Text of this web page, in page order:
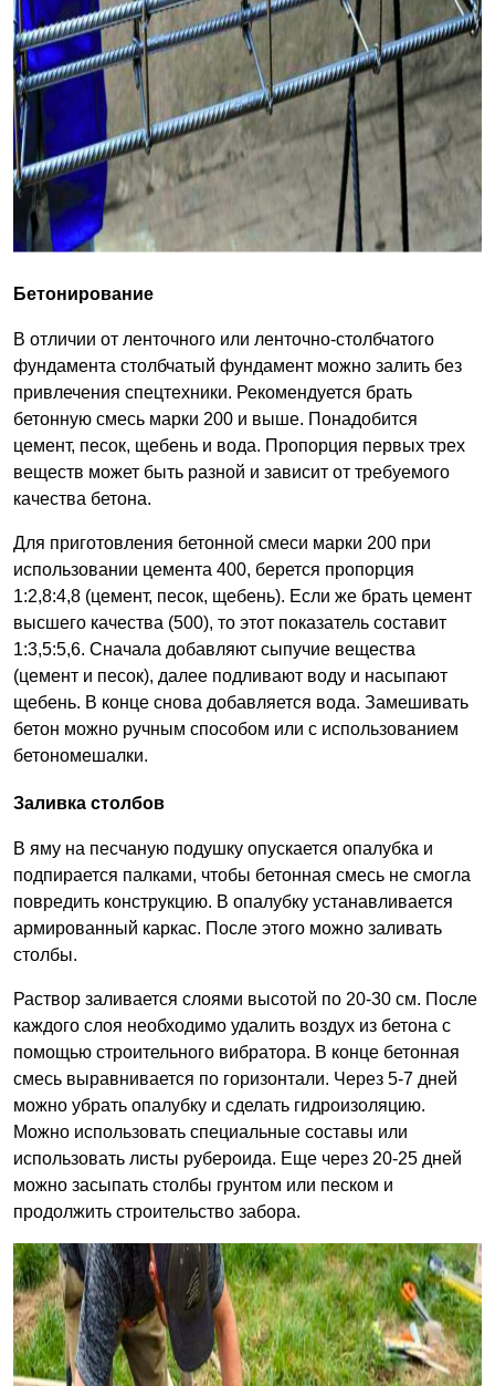
Бетонирование
В отличии от ленточного или ленточно-столбчатого
фундамента столбчатый фундамент можно залить без
привлечения спецтехники. Рекомендуется брать
бетонную смесь марки 200 и выше. Понадобится
цемент, песок, щебень и вода. Пропорция первых трех
веществ может быть разной и зависит от требуемого
качества бетона.
Для приготовления бетонной смеси марки 200 при
использовании цемента 400, берется пропорция
1:2,8:4,8 (цемент, песок, щебень). Если же брать цемент
высшего качества (500), то этот показатель составит
1:3,5:5,6. Сначала добавляют сыпучие вещества
(цемент и песок), далее подливают воду и насыпают
щебень. В конце снова добавляется вода. Замешивать
бетон можно ручным способом или с использованием
бетономешалки.
Заливка столбов
В яму на песчаную подушку опускается опалубка и
подпирается палками, чтобы бетонная смесь не смогла
повредить конструкцию. В опалубку устанавливается
армированный каркас. После этого можно заливать
столбы.
Раствор заливается слоями высотой по 20-30 см. После
каждого слоя необходимо удалить воздух из бетона с
помощью строительного вибратора. В конце бетонная
смесь выравнивается по горизонтали. Через 5-7 дней
можно убрать опалубку и сделать гидроизоляцию.
Можно использовать специальные составы или
использовать листы рубероида. Еще через 20-25 дней
можно засыпать столбы грунтом или песком и
продолжить строительство забора.